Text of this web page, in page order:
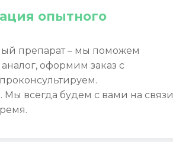
опытного
препарат – мы поможем
оформим заказ с
Мы всегда будем с вами на связи